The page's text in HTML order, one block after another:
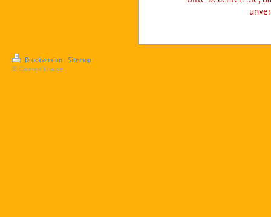
Druckversion | Sitemap
© Carmen Krause